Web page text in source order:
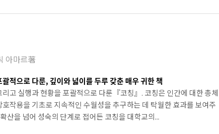
아마르著
적으로 다룬, 깊이와 넓이를 두루 갖춘 매우 귀한 책
고 실행과 현황을 포괄적으로 다룬『코칭』. 코칭은 인간에 대한 총체
작용을 기초로 지속적인 수월성을 추구하는 데 탁월한 효과를 보여주
산을 넘어 성숙의 단계로 접어든 코칭을 대학교의...